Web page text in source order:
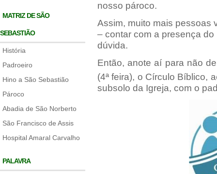
MATRIZ DE SÃO
SEBASTIÃO
História
Padroeiro
Hino a São Sebastião
Pároco
Abadia de São Norberto
São Francisco de Assis
Hospital Amaral Carvalho
PALAVRA
nosso pároco.
Assim, muito mais pessoas
– contar com a presença
dúvida.
Então, anote aí para não
(4ª feira), o Círculo Bíblico,
subsolo da Igreja, com o